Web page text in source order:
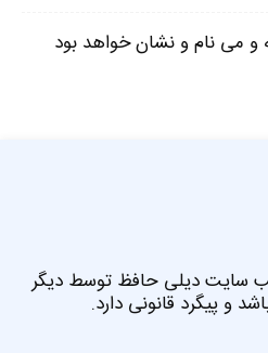
سایت دیلی حافظ توسط دیگر
و پیگرد قانونی دارد.